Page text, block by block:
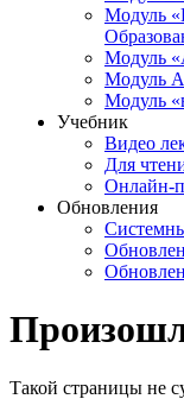
Модуль
Модуль
Модуль
Модуль
Учебник
Видео
Для
Онлайн-
Обновления
Такой страницы не